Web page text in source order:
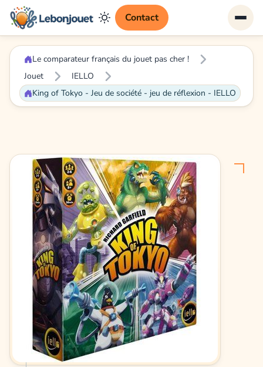
Contact
Le comparateur français du jouet pas cher !
Jouet
IELLO
King of Tokyo - Jeu de société - jeu de réflexion - IELLO